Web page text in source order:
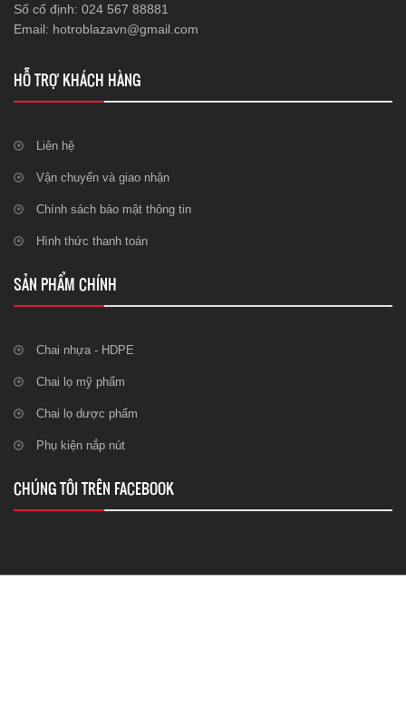
Số cố định: 024 567 88881
Email: hotroblazavn@gmail.com
HỖ TRỢ KHÁCH HÀNG
Liên hệ
Vận chuyển và giao nhận
Chính sách bảo mật thông tin
Hình thức thanh toán
SẢN PHẨM CHÍNH
Chai nhựa - HDPE
Chai lọ mỹ phẩm
Chai lọ dược phẩm
Phụ kiện nắp nút
CHÚNG TÔI TRÊN FACEBOOK